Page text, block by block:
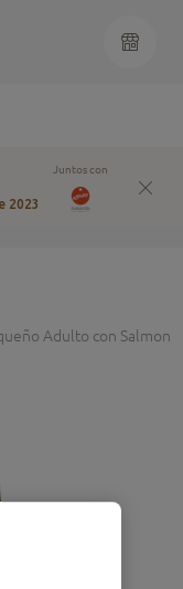
2023
Juntos con
Adulto con Salmon